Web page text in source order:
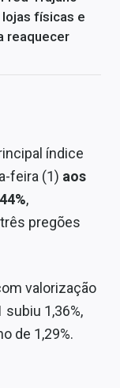
físicas e
reaquecer
índice
feira (1) aos
,
pregões
valorização
subiu 1,36%,
de 1,29%.